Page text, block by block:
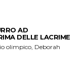
AD
DELLE LACRIME
olimpico, Deborah